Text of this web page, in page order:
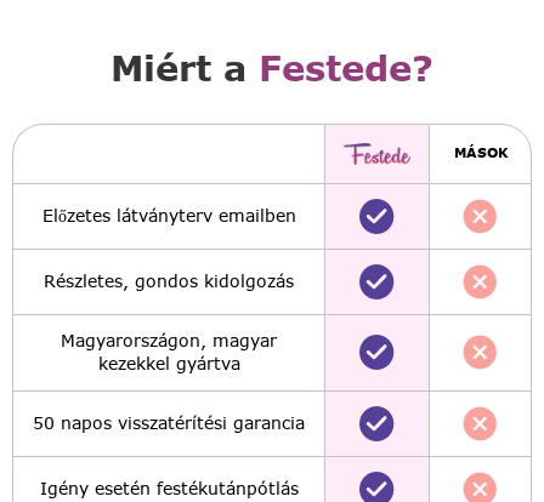
Miért a Festede?
MÁSOK
Előzetes látványterv emailben
Részletes, gondos kidolgozás
Magyarországon, magyar
kezekkel gyártva
50 napos visszatérítési garancia
Igény esetén festékutánpótlás